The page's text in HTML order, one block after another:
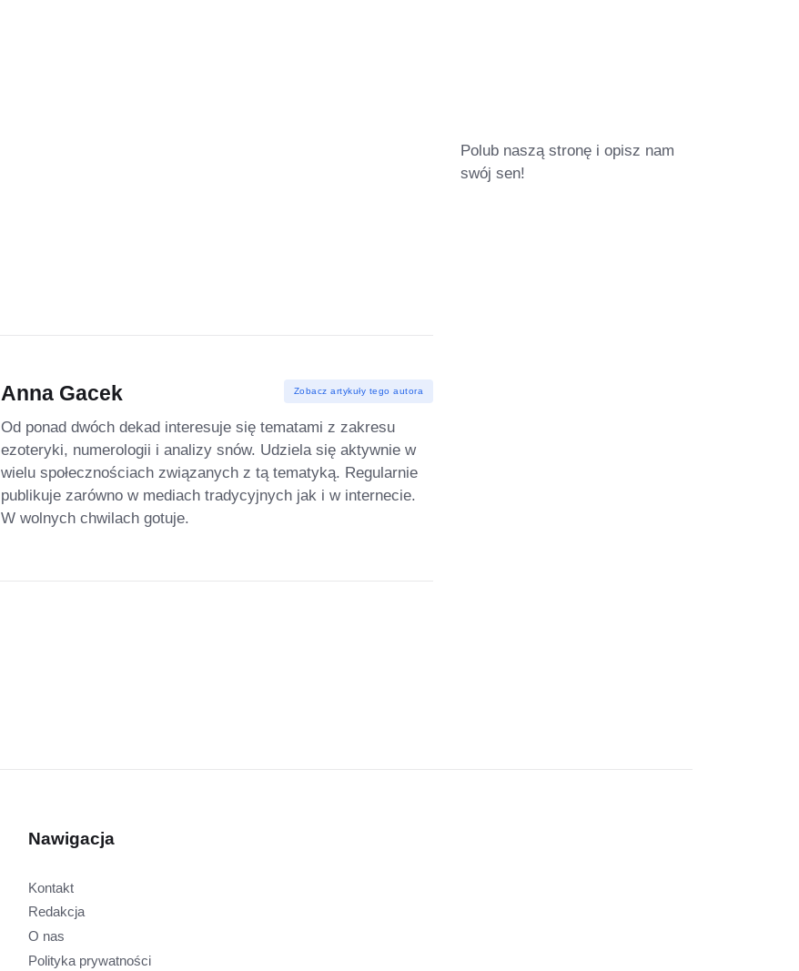
Anna Gacek Zobacz artykuły tego autora
Od ponad dwóch dekad interesuje się tematami z zakresu
ezoteryki, numerologii i analizy snów. Udziela się aktywnie w
wielu społecznościach związanych z tą tematyką. Regularnie
publikuje zarówno w mediach tradycyjnych jak i w internecie.
W wolnych chwilach gotuje.
Polub naszą stronę i opisz nam
swój sen!
Nawigacja
Kontakt
Redakcja
O nas
Polityka prywatności